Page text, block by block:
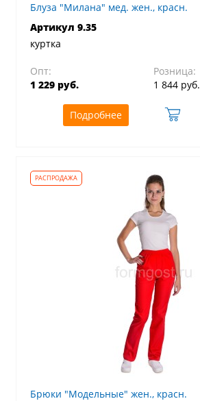
Блуза "Милана" мед. жен., красн.
Артикул 9.35
куртка
Опт:
1 229 руб.
Розница:
1 844 руб.
Подробнее
Брюки "Модельные" жен., красн.